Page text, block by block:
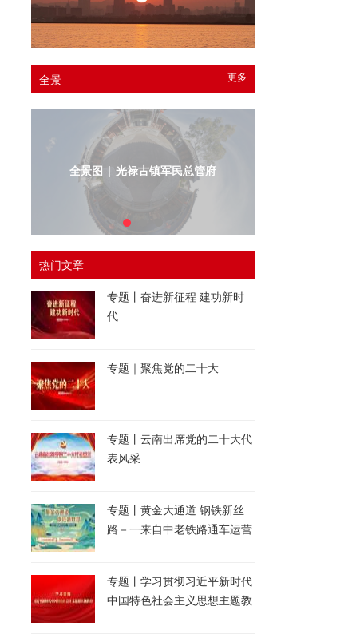
更多
全景
全景图 | 光禄古镇军民总管府
热门文章
专题丨奋进新征程 建功新时
代
专题｜聚焦党的二十大
专题丨云南出席党的二十大代
表风采
专题丨黄金大通道 钢铁新丝
路－一来自中老铁路通车运营
专题丨学习贯彻习近平新时代
中国特色社会主义思想主题教